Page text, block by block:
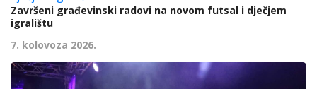
Završeni građevinski radovi na novom futsal i dječjem
igralištu
7. kolovoza 2026.